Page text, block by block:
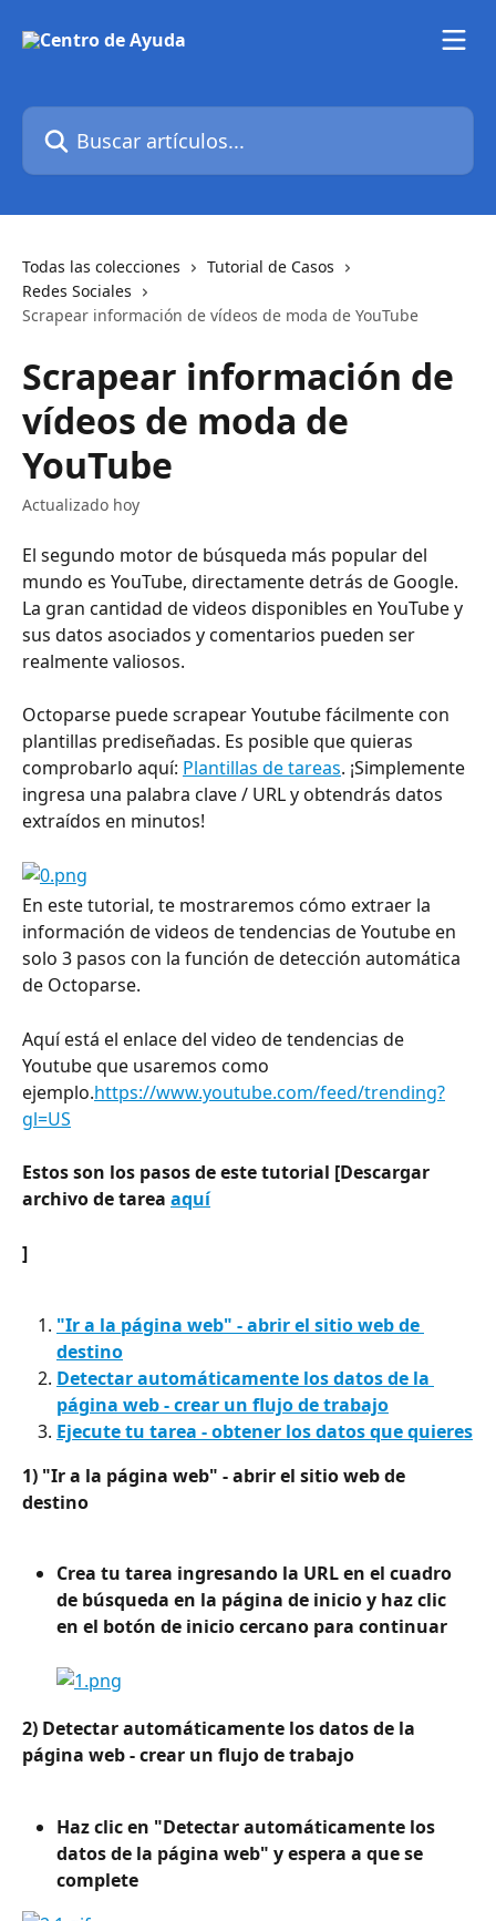
Buscar artículos...
Todas las colecciones
Tutorial de Casos
Redes Sociales
Scrapear información de vídeos de moda de YouTube
Scrapear información de
vídeos de moda de
YouTube
Actualizado hoy
El segundo motor de búsqueda más popular del
mundo es YouTube, directamente detrás de Google.
La gran cantidad de videos disponibles en YouTube y
sus datos asociados y comentarios pueden ser
realmente valiosos.
Octoparse puede scrapear Youtube fácilmente con
plantillas prediseñadas. Es posible que quieras
comprobarlo aquí: Plantillas de tareas. ¡Simplemente
ingresa una palabra clave / URL y obtendrás datos
extraídos en minutos!
En este tutorial, te mostraremos cómo extraer la
información de videos de tendencias de Youtube en
solo 3 pasos con la función de detección automática
de Octoparse.
Aquí está el enlace del video de tendencias de
Youtube que usaremos como
ejemplo.https://www.youtube.com/feed/trending?
gl=US
Estos son los pasos de este tutorial [Descargar
archivo de tarea aquí
]
"Ir a la página web" - abrir el sitio web de
destino
Detectar automáticamente los datos de la
página web - crear un flujo de trabajo
Ejecute tu tarea - obtener los datos que quieres
1) "Ir a la página web" - abrir el sitio web de
destino
Crea tu tarea ingresando la URL en el cuadro
de búsqueda en la página de inicio y haz clic
en el botón de inicio cercano para continuar
2) Detectar automáticamente los datos de la
página web - crear un flujo de trabajo
Haz clic en "Detectar automáticamente los
datos de la página web" y espera a que se
complete